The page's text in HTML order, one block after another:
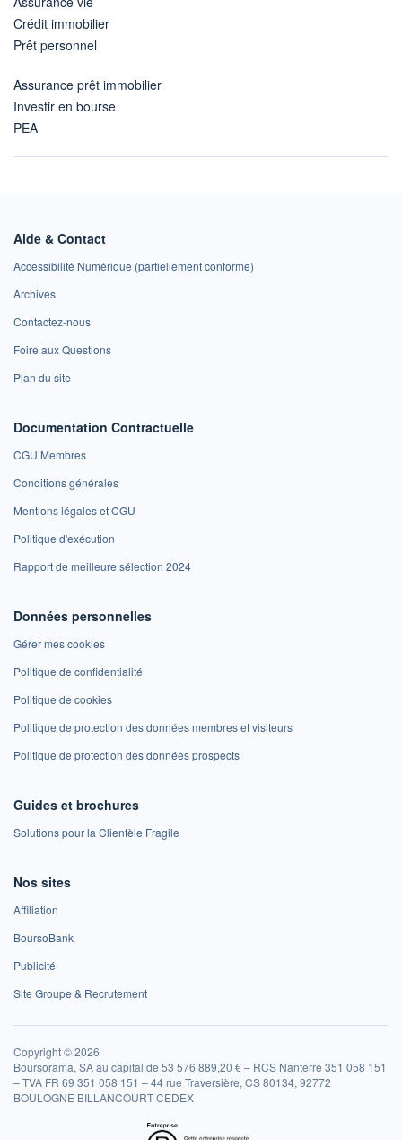
Crédit immobilier
Prêt personnel
Assurance prêt immobilier
Investir en bourse
PEA
Aide & Contact
Accessibilité Numérique (partiellement conforme)
Archives
Contactez-nous
Foire aux Questions
Plan du site
Documentation Contractuelle
CGU Membres
Conditions générales
Mentions légales et CGU
Politique d'exécution
Rapport de meilleure sélection 2024
Données personnelles
Gérer mes cookies
Politique de confidentialité
Politique de cookies
Politique de protection des données membres et visiteurs
Politique de protection des données prospects
Guides et brochures
Solutions pour la Clientèle Fragile
Nos sites
Affiliation
BoursoBank
Publicité
Site Groupe & Recrutement
Copyright © 2026
Boursorama, SA au capital de 53 576 889,20 € – RCS Nanterre 351 058 151
– TVA FR 69 351 058 151 – 44 rue Traversière, CS 80134, 92772
BOULOGNE BILLANCOURT CEDEX